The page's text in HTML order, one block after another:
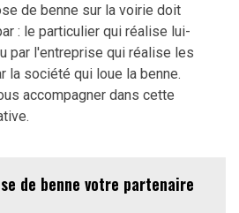
de benne sur la voirie doit
: le particulier qui réalise lui-
par l'entreprise qui réalise les
la société qui loue la benne.
accompagner dans cette
de benne votre partenaire